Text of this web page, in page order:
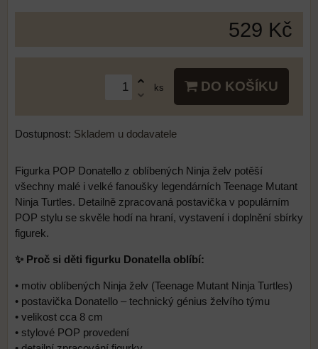
529 Kč
ks DO KOŠÍKU
Dostupnost: Skladem u dodavatele
Figurka POP Donatello z oblíbených Ninja želv potěší
všechny malé i velké fanoušky legendárních Teenage Mutant
Ninja Turtles. Detailně zpracovaná postavička v populárním
POP stylu se skvěle hodí na hraní, vystavení i doplnění sbírky
figurek.
✨ Proč si děti figurku Donatella oblíbí:
• motiv oblíbených Ninja želv (Teenage Mutant Ninja Turtles)
• postavička Donatello – technický génius želvího týmu
• velikost cca 8 cm
• stylové POP provedení